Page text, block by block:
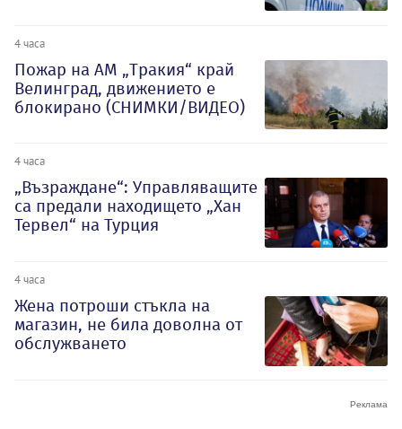
4 часа
Пожар на АМ „Тракия“ край
Велинград, движението е
блокирано (СНИМКИ/ВИДЕО)
4 часа
„Възраждане“: Управляващите
са предали находището „Хан
Тервел“ на Турция
4 часа
Жена потроши стъкла на
магазин, не била доволна от
обслужването